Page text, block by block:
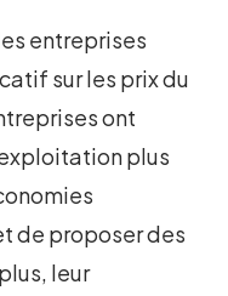
entreprises
sur les prix du
ont
plus
de proposer des
leur